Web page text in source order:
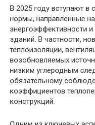
В 2025 году вступают в
нормы, направленные
энергоэффективности
зданий. В частности,
теплоизоляции,
возобновляемых
низким углеродным
обязательному
коэффициентов
конструкций.